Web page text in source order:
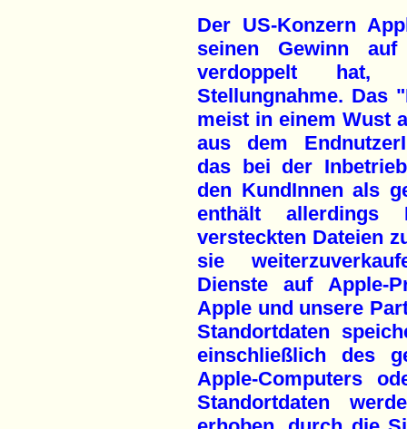
Der US-Konzern
seinen Gewinn
verdoppelt hat,
Stellungnahme. Das
meist in einem Wust
aus dem
das bei der
den KundInnen als
enthält allerdings
versteckten Dateien
sie
Dienste auf Apple-
Apple und unsere
Standortdaten
einschließlich des
Apple-Computers
Standortdaten